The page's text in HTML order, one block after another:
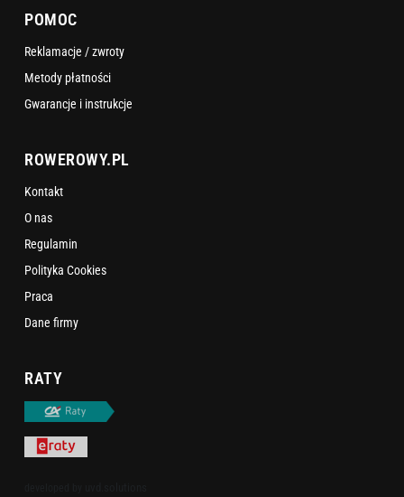
POMOC
Reklamacje / zwroty
Metody płatności
Gwarancje i instrukcje
ROWEROWY.PL
Kontakt
O nas
Regulamin
Polityka Cookies
Praca
Dane firmy
RATY